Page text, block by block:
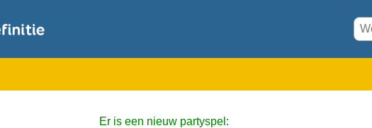
Er is een nieuw partyspel: